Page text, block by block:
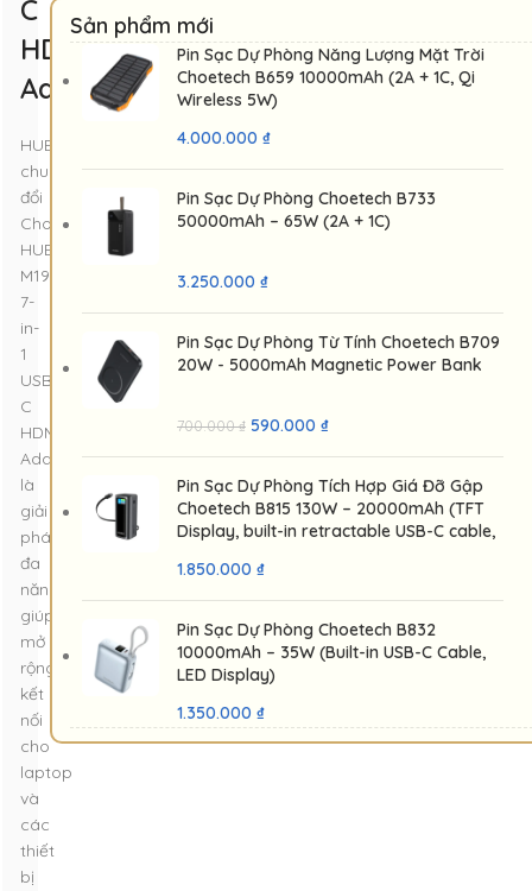
C
HDMI
Adapter
HUB
chuyển
đổi
Choetech
HUB-
M19
7-
in-
1
USB-
C
HDMI
Adapter
là
giải
pháp
đa
năng
giúp
mở
rộng
kết
nối
cho
laptop
và
các
thiết
bị
Sản phẩm mới
Pin Sạc Dự Phòng Năng Lượng Mặt Trời
Choetech B659 10000mAh (2A + 1C, Qi
Wireless 5W)
4.000.000 ₫
Pin Sạc Dự Phòng Choetech B733
50000mAh – 65W (2A + 1C)
3.250.000 ₫
Pin Sạc Dự Phòng Từ Tính Choetech B709
20W - 5000mAh Magnetic Power Bank
700.000₫ 590.000 ₫
Pin Sạc Dự Phòng Tích Hợp Giá Đỡ Gập
Choetech B815 130W – 20000mAh (TFT
Display, built-in retractable USB-C cable,
1.850.000 ₫
Pin Sạc Dự Phòng Choetech B832
10000mAh – 35W (Built-in USB-C Cable,
LED Display)
1.350.000 ₫